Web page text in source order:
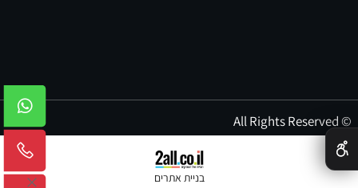
© All Rights Reserved
בניית אתרים
✕